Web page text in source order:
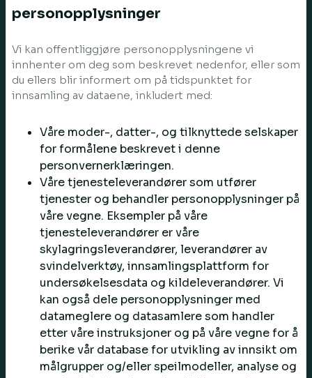
personopplysninger
Vi kan offentliggjøre personopplysningene vi
innhenter om deg som beskrevet nedenfor, eller som
du ellers blir informert om på tidspunktet for
innsamling av dataene, inkludert med:
Våre moder-, datter-, og tilknyttede selskaper
for formålene beskrevet i denne
personvernerklæringen.
Våre tjenesteleverandører som utfører
tjenester og behandler personopplysninger på
våre vegne. Eksempler på våre
tjenesteleverandører er våre
skylagringsleverandører, leverandører av
svindelverktøy, innsamlingsplattform for
undersøkelsesdata og kildeleverandører. Vi
kan også dele personopplysninger med
datameglere og datasamlere som handler
etter våre instruksjoner og på våre vegne for å
berike vår database for utvikling av innsikt om
målgrupper og/eller speilmodeller, analyse og